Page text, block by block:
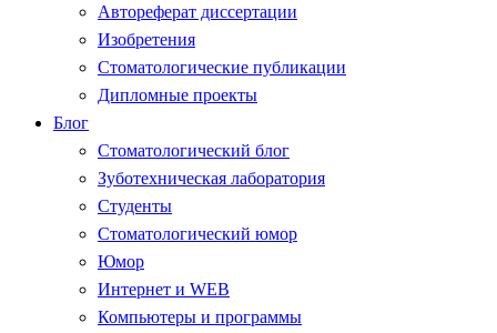
Автореферат диссертации
Изобретения
Стоматологические публикации
Дипломные проекты
Блог
Стоматологический блог
Зуботехническая лаборатория
Студенты
Стоматологический юмор
Юмор
Интернет и WEB
Компьютеры и программы